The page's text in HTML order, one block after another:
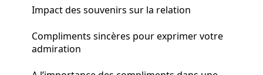
Impact des souvenirs sur la relation
Compliments sincères pour exprimer votre
admiration